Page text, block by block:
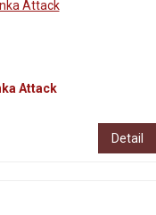
Attack
Detail